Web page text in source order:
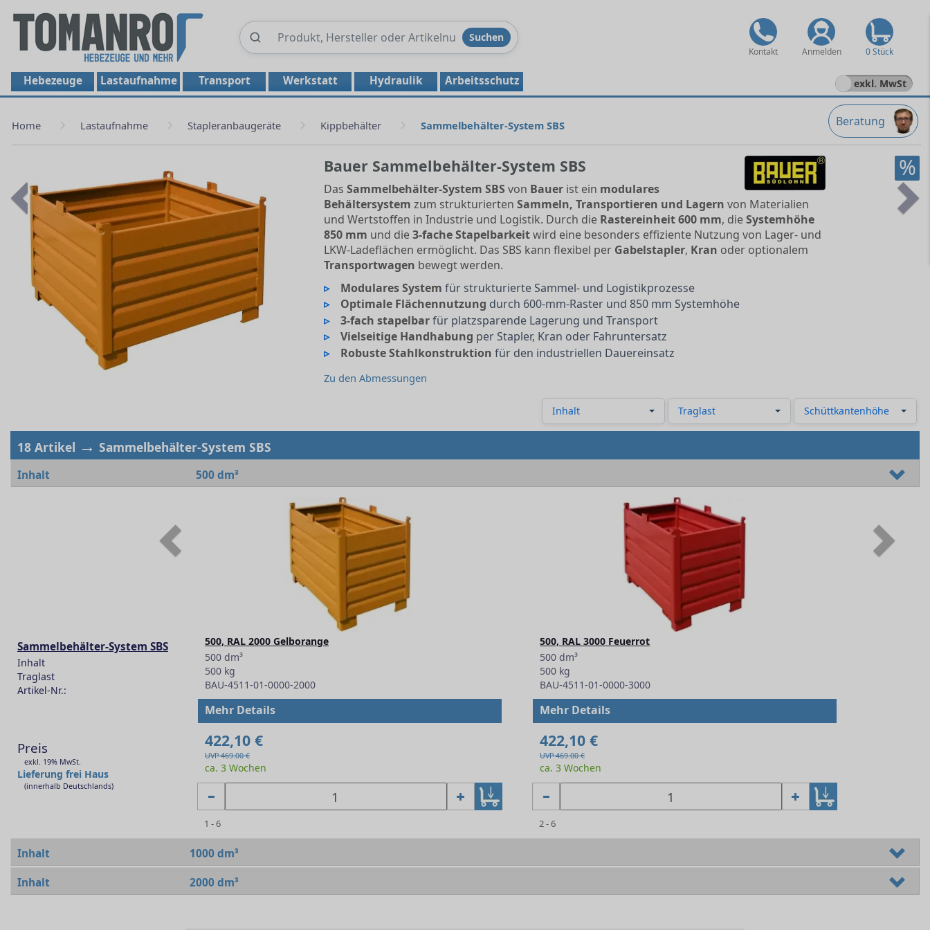
Produkte
Suchen
Kontakt Anmelden 0 Stück
Hebezeuge Lastaufnahme Transport Werkstatt Hydraulik Arbeitsschutz exkl. MwSt
Beratung
Home Lastaufnahme Stapleranbaugeräte Kippbehälter Sammelbehälter-System SBS
Previous
%
Bauer Sammelbehälter-System SBS
Das Sammelbehälter-System SBS von Bauerist ein modulares
Behältersystem zum strukturierten Sammeln, Transportieren und Lagern von Materialien
und Wertstoffen in Industrie und Logistik. Durch die Rastereinheit 600 mm, dieSystemhöhe
850 mm und die3-fache Stapelbarkeitwird eine besonders effiziente Nutzung von Lager- und
LKW-Ladeflächen ermöglicht. Das SBS kann flexibel per Gabelstapler, Kran oder optionalem
Transportwagen bewegt werden.
Modulares System für strukturierte Sammel- und Logistikprozesse
Optimale Flächennutzung durch 600-mm-Raster und 850 mm Systemhöhe
3-fach stapelbarfür platzsparende Lagerung und Transport
Vielseitige Handhabung per Stapler, Kran oder Fahruntersatz
Robuste Stahlkonstruktion für den industriellen Dauereinsatz
Zu den Abmessungen
Inhalt Traglast Schüttkantenhöhe
18 Artikel → Sammelbehälter-System SBS
Inhalt 500 dm³
Sammelbehälter-System SBS
Inhalt
Traglast
Artikel-Nr.:
Preis
exkl. 19% MwSt.
Lieferung frei Haus
(innerhalb Deutschlands)
500, RAL 2000 Gelborange
500 dm³
500 kg
BAU-4511-01-0000-2000
Mehr Details
422,10 €
UVP 469.00 €
ca. 3 Wochen
1 - 6
500, RAL 3000 Feuerrot
500 dm³
500 kg
BAU-4511-01-0000-3000
Mehr Details
422,10 €
UVP 469.00 €
ca. 3 Wochen
2 - 6
Inhalt 1000 dm³
Inhalt 2000 dm³